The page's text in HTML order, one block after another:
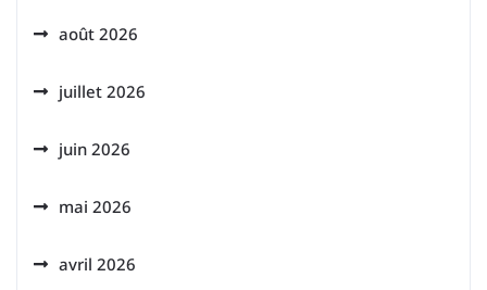
août 2026
juillet 2026
juin 2026
mai 2026
avril 2026